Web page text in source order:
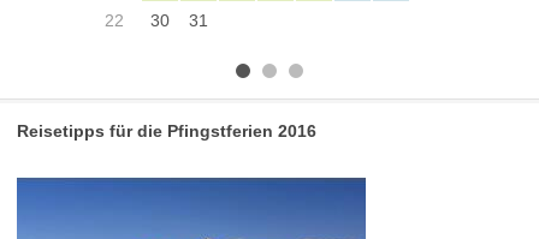
22
30 31
Reisetipps für die Pfingstferien 2016